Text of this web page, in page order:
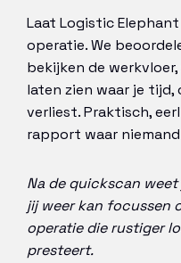
Laat Logistic
operatie. We
bekijken de
laten zien waar je
verliest. Praktisch,
rapport waar
Na de quickscan
jij weer kan focussen
operatie die rustiger
presteert.